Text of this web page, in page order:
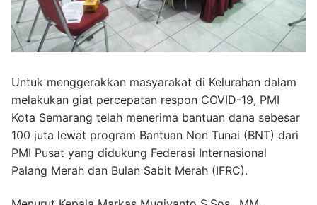
Untuk menggerakkan masyarakat di Kelurahan dalam
melakukan giat percepatan respon COVID-19, PMI
Kota Semarang telah menerima bantuan dana sebesar
100 juta lewat program Bantuan Non Tunai (BNT) dari
PMI Pusat yang didukung Federasi Internasional
Palang Merah dan Bulan Sabit Merah (IFRC).